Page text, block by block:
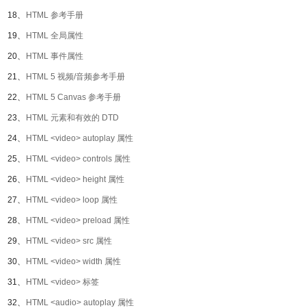
18、 HTML 参考手册
19、 HTML 全局属性
20、 HTML 事件属性
21、 HTML 5 视频/音频参考手册
22、 HTML 5 Canvas 参考手册
23、 HTML 元素和有效的 DTD
24、 HTML <video> autoplay 属性
25、 HTML <video> controls 属性
26、 HTML <video> height 属性
27、 HTML <video> loop 属性
28、 HTML <video> preload 属性
29、 HTML <video> src 属性
30、 HTML <video> width 属性
31、 HTML <video> 标签
32、 HTML <audio> autoplay 属性